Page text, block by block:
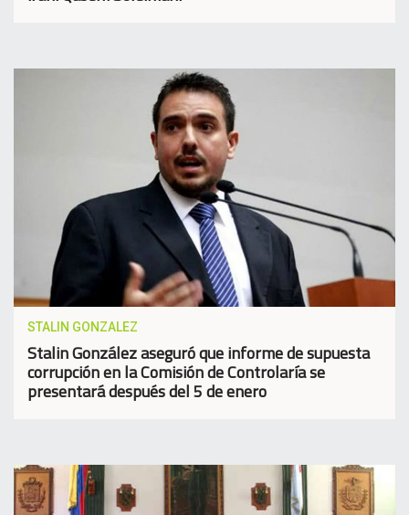
STALIN GONZALEZ
Stalin González aseguró que informe de supuesta
corrupción en la Comisión de Controlaría se
presentará después del 5 de enero